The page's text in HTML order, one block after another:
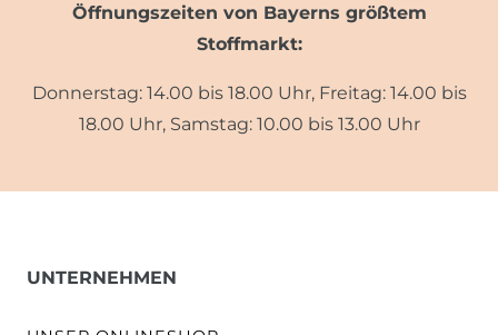
Öffnungszeiten von Bayerns größtem
Stoffmarkt:
Donnerstag: 14.00 bis 18.00 Uhr, Freitag: 14.00 bis
18.00 Uhr, Samstag: 10.00 bis 13.00 Uhr
UNTERNEHMEN